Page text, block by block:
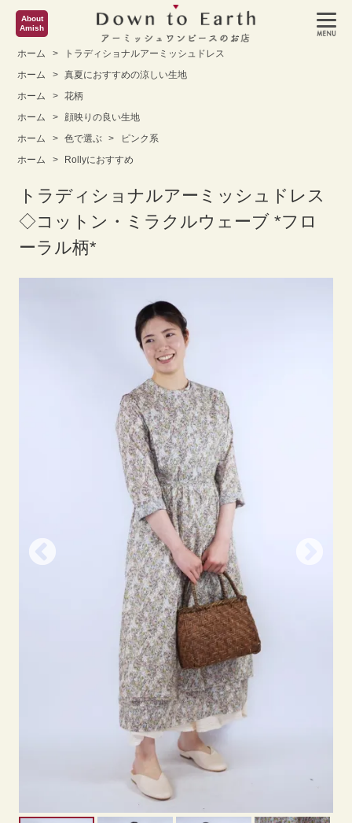
About
Amish
ホーム >
トラディショナルアーミッシュドレス
ホーム
> 真夏におすすめの涼しい生地
ホーム
> 花柄
ホーム
>
顔映りの良い生地
ホーム
> 色で選ぶ >
ピンク系
ホーム
> Rollyにおすすめ
トラディショナルアーミッシュドレス
◇コットン・ミラクルウェーブ *フロ
ーラル柄*